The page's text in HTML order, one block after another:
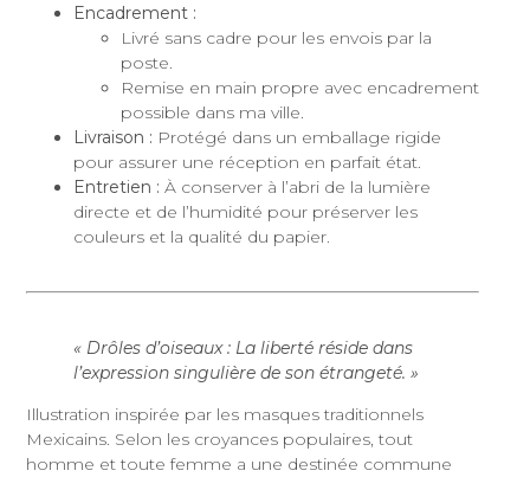
Encadrement :
Livré sans cadre pour les envois par la
poste.
Remise en main propre avec encadrement
possible dans ma ville.
Livraison : Protégé dans un emballage rigide
pour assurer une réception en parfait état.
Entretien : À conserver à l’abri de la lumière
directe et de l’humidité pour préserver les
couleurs et la qualité du papier.
« Drôles d’oiseaux : La liberté réside dans
l’expression singulière de son étrangeté. »
Illustration inspirée par les masques traditionnels
Mexicains. Selon les croyances populaires, tout
homme et toute femme a une destinée commune